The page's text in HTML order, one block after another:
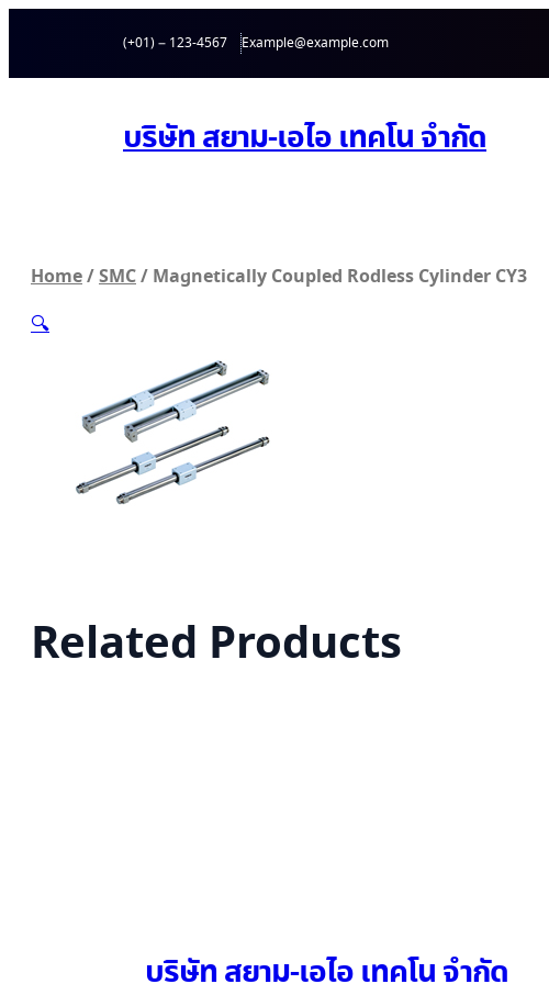
ยัง
(+01) – 123-4567 Example@example.com
บริษัท สยาม-เอไอ เทคโน จำกัด
Home/SMC/ Magnetically Coupled Rodless Cylinder CY3
🔍
Related Products
บริษัท สยาม-เอไอ เทคโน จำกัด